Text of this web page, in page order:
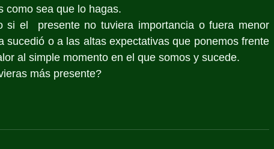
como sea que lo hagas.
si el  presente no tuviera importancia o fuera menor
sucedió o a las altas expectativas que ponemos frente
al simple momento en el que somos y sucede.
más presente?